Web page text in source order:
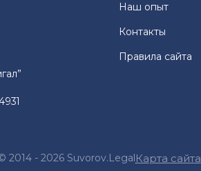
Наш опыт
Контакты
Правила сайта
2014 - 2026 Suvorov.LegalКарта сайта